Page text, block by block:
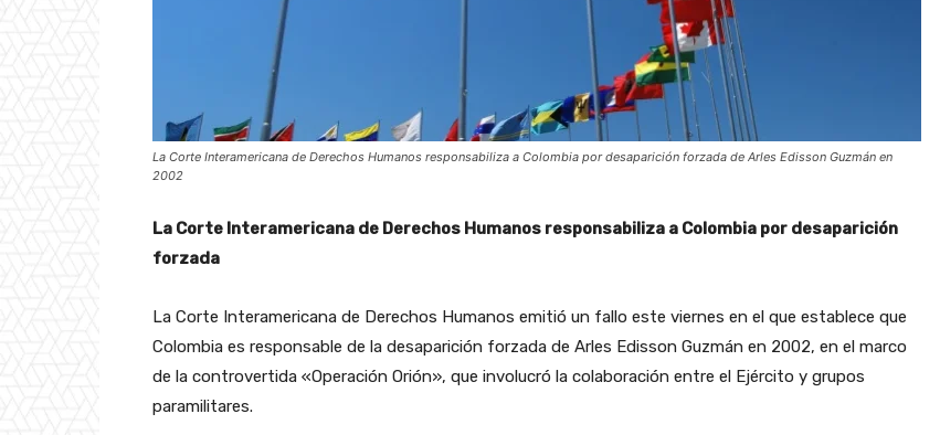
La Corte Interamericana de Derechos Humanos responsabiliza a Colombia por desaparición forzada de Arles Edisson Guzmán en
2002
La Corte Interamericana de Derechos Humanos responsabiliza a Colombia por desaparición
forzada
La Corte Interamericana de Derechos Humanos emitió un fallo este viernes en el que establece que
Colombia es responsable de la desaparición forzada de Arles Edisson Guzmán en 2002, en el marco
de la controvertida «Operación Orión», que involucró la colaboración entre el Ejército y grupos
paramilitares.